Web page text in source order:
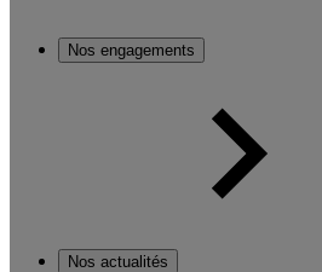
Nos engagements
Nos actualités